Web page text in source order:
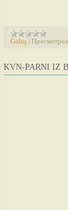
Güluş |
KVN-PARNI IZ